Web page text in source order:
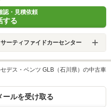
認・見積依頼
する
ーティファイドカーセンター
セデス・ベンツ GLB（石川県）の中古車
ールを受け取る